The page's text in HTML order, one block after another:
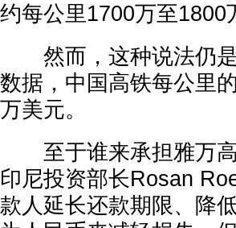
约每公里1700万至1800
然而，这种说法仍是
数据，中国高铁每公里
万美元。
至于谁来承担雅万高
印尼投资部长Rosan
款人延长还款期限、降